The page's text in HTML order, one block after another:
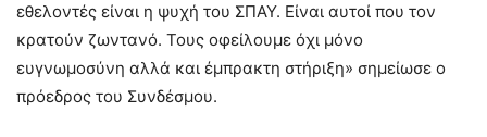
εθελοντές είναι η ψυχή του ΣΠΑΥ. Είναι αυτοί που τον
κρατούν ζωντανό. Τους οφείλουμε όχι μόνο
ευγνωμοσύνη αλλά και έμπρακτη στήριξη» σημείωσε ο
πρόεδρος του Συνδέσμου.